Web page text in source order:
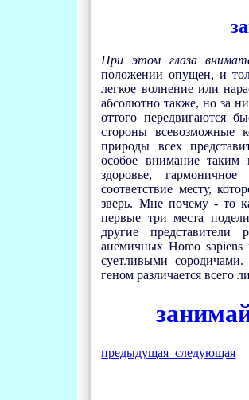
При этом глаза
положении опущен, и
легкое волнение или
абсолютно также, но за
оттого передвигаются
стороны всевозможные
природы всех
особое внимание таким
здоровье,
соответствие месту,
зверь. Мне почему - то
первые три места
другие представители
анемичных Homo
суетливыми
геном различается всего
предыдущая следующая